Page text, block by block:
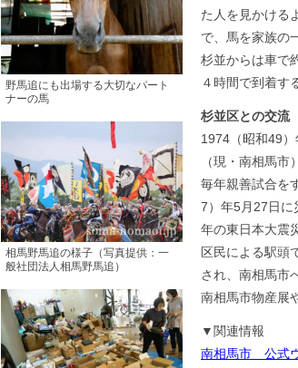
た人を見かける
で、馬を家族の
杉並からは車で
４時間で到着す
杉並区との交流
1974（昭和49
（現・南相馬
毎年親善試合を
7）年5月27日に
年の東日本大震
区民による駅頭
され、南相馬市
南相馬市物産展
▼関連情報
南相馬市 公式
野馬追にも出場する大切なパート
ナーの馬
相馬野馬追の様子（写真提供：一
般社団法人相馬野馬追）